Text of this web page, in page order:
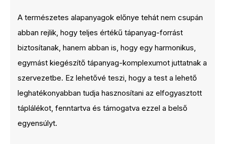
A természetes alapanyagok előnye tehát nem csupán
abban rejlik, hogy teljes értékű tápanyag-forrást
biztosítanak, hanem abban is, hogy egy harmonikus,
egymást kiegészítő tápanyag-komplexumot juttatnak a
szervezetbe. Ez lehetővé teszi, hogy a test a lehető
leghatékonyabban tudja hasznosítani az elfogyasztott
táplálékot, fenntartva és támogatva ezzel a belső
egyensúlyt.